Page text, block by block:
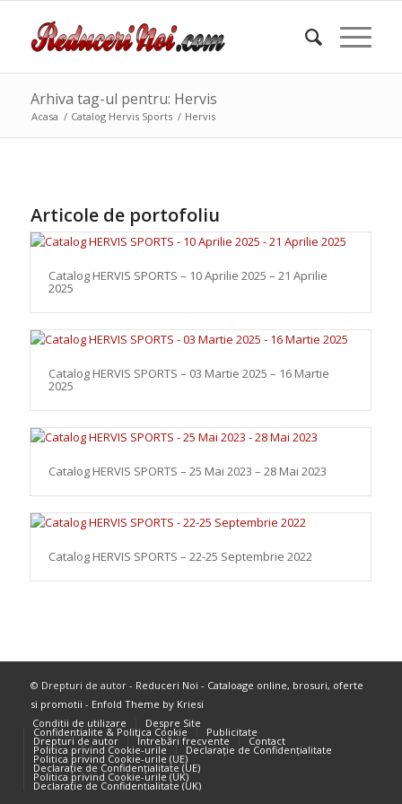
Arhiva tag-ul pentru: Hervis
Acasa / Catalog Hervis Sports / Hervis
Articole de portofoliu
Catalog HERVIS SPORTS – 10 Aprilie 2025 – 21 Aprilie
2025
Catalog HERVIS SPORTS – 03 Martie 2025 – 16 Martie
2025
Catalog HERVIS SPORTS – 25 Mai 2023 – 28 Mai 2023
Catalog HERVIS SPORTS – 22-25 Septembrie 2022
© Drepturi de autor - Reduceri Noi - Cataloage online, brosuri, oferte
si promotii - Enfold Theme by Kriesi
Conditii de utilizare
Despre Site
Confidentialite & Politica Cookie Publicitate
Drepturi de autor Întrebări frecvente Contact
Politica privind Cookie-urile Declarație de Confidențialitate
Politica privind Cookie-urile (UE)
Declarație de Confidențialitate (UE)
Politica privind Cookie-urile (UK)
Declarație de Confidențialitate (UK)